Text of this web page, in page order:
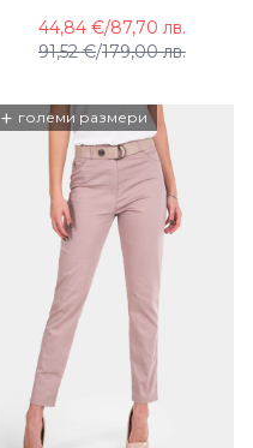
91,52 €/179,00 лв.
44,84 €/87,70 лв.
+ големи размери